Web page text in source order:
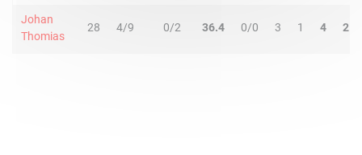
Johan
Thomias
28 4/9 0/2 36.4 0/0 3 1 4 2